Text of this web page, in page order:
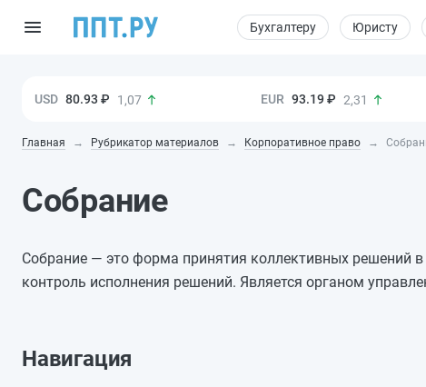
Бухгалтеру Юристу
80.93 ₽ 1,07 93.19 ₽ 2,31
Главная Рубрикатор материалов Корпоративное право
Собрание
Собрание — это форма принятия коллективных решений
контроль исполнения решений. Является органом
Навигация